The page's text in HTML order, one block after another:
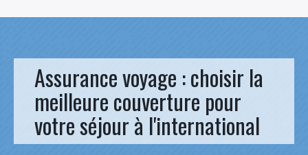
Assurance voyage : choisir la
meilleure couverture pour
votre séjour à l'international
Sicile
ile d’elbe
Croisières
Recettes corses